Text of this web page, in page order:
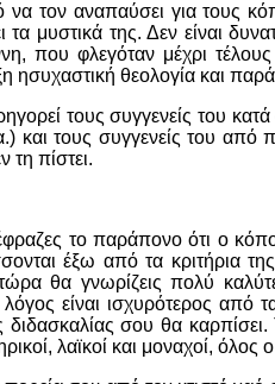
τον αναπαύσει για τους
τα μυστικά της. Δεν είναι
που φλεγόταν μέχρι
ησυχαστική θεολογία και
τους συγγενείς του
και τους συγγενείς του από
τη πίστει.
το παράπονο ότι ο
έξω από τα κριτήρια
θα γνωρίζεις πολύ
λόγος είναι ισχυρότερος από
σου θα
λαϊκοί και μοναχοί, όλος